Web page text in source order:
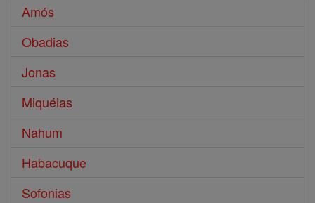
Amós
Obadias
Jonas
Miquéias
Nahum
Habacuque
Sofonias